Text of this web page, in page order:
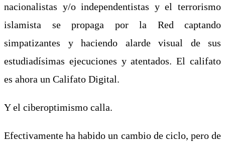
nacionalistas y/o independentistas y el terrorismo
islamista se propaga por la Red captando
simpatizantes y haciendo alarde visual de sus
estudiadísimas ejecuciones y atentados. El califato
es ahora un Califato Digital.
Y el ciberoptimismo calla.
Efectivamente ha habido un cambio de ciclo, pero de